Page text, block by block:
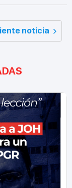
noticia